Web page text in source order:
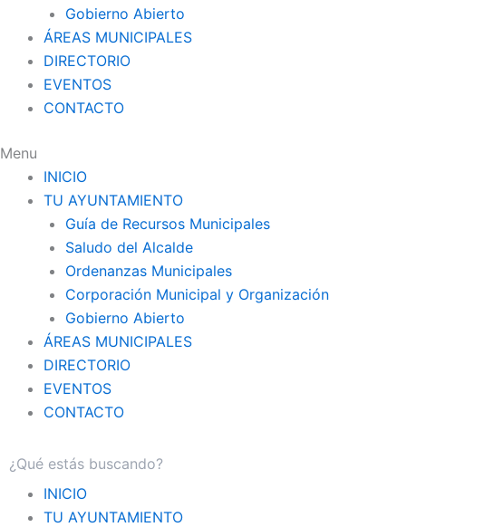
Gobierno Abierto
ÁREAS MUNICIPALES
DIRECTORIO
EVENTOS
CONTACTO
Menu
INICIO
TU AYUNTAMIENTO
Guía de Recursos Municipales
Saludo del Alcalde
Ordenanzas Municipales
Corporación Municipal y Organización
Gobierno Abierto
ÁREAS MUNICIPALES
DIRECTORIO
EVENTOS
CONTACTO
INICIO
TU AYUNTAMIENTO